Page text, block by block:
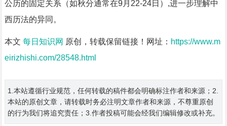
公历的固定关系（如秋分通常在9月22-24日）,进一步理解中
西历法的异同。
本文 每日知识网 原创，转载保留链接！网址： https://www.m
eirizhishi.com/28548.html
1.本站遵循行业规范，任何转载的稿件都会明确标注作者和来源；2.
本站的原创文章，请转载时务必注明文章作者和来源，不尊重原创
的行为我们将追究责任；3.作者投稿可能会经我们编辑修改或补充。